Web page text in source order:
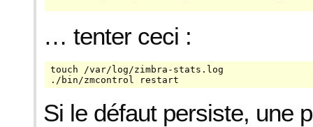
… tenter ceci :
touch /var/log/zimbra-stats.log
./bin/zmcontrol restart
Si le défaut persiste, une